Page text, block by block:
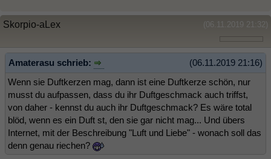
(06.11.2019 21:32)
Skorpio-aLex
(06.11.2019 21:16)
Amaterasu schrieb:
Wenn sie Duftkerzen mag, dann ist eine Duftkerze schön, nur
musst du aufpassen, dass du ihr Duftgeschmack auch triffst,
von daher - kennst du auch ihr Duftgeschmack? Es wäre total
blöd, wenn es ein Duft st, den sie gar nicht mag... Und übers
Internet, mit der Beschreibung "Luft und Liebe" - wonach soll das
denn genau riechen?